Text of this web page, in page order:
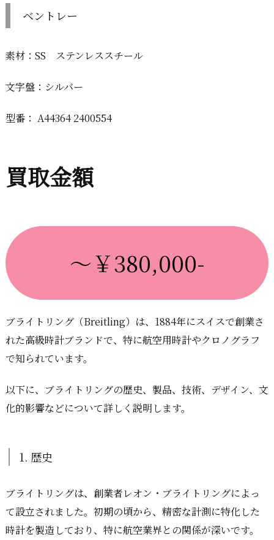
ベントレー
素材：SS ステンレススチール
文字盤：シルバー
型番： A44364 2400554
買取金額
～￥380,000-
ブライトリング（Breitling）は、1884年にスイスで創業さ
れた高級時計ブランドで、特に航空用時計やクロノグラフ
で知られています。
以下に、ブライトリングの歴史、製品、技術、デザイン、文
化的影響などについて詳しく説明します。
1. 歴史
ブライトリングは、創業者レオン・ブライトリングによっ
て設立されました。初期の頃から、精密な計測に特化した
時計を製造しており、特に航空業界との関係が深いです。